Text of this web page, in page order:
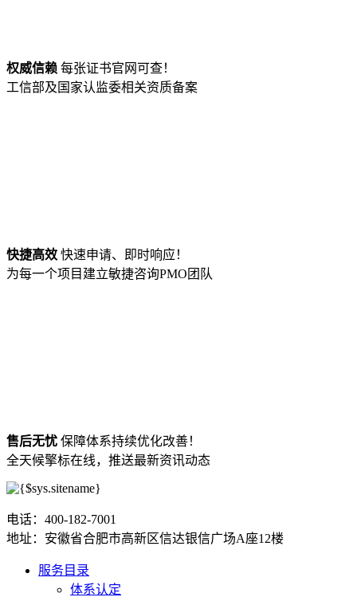
权威信赖 每张证书官网可查！
工信部及国家认监委相关资质备案
快捷高效 快速申请、即时响应！
为每一个项目建立敏捷咨询PMO团队
售后无忧 保障体系持续优化改善！
全天候擎标在线，推送最新资讯动态
电话：400-182-7001
地址：安徽省合肥市高新区信达银信广场A座12楼
服务目录
体系认定